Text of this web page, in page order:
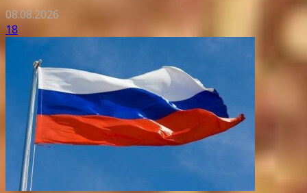
08.08.2026
18